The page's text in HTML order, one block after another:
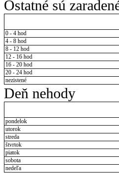
Ostatné sú
0 - 4 hod
4 - 8 hod
8 - 12 hod
12 - 16 hod
16 - 20 hod
20 - 24 hod
nezistené
Deň nehody
pondelok
utorok
streda
štvrtok
piatok
sobota
nedeľa